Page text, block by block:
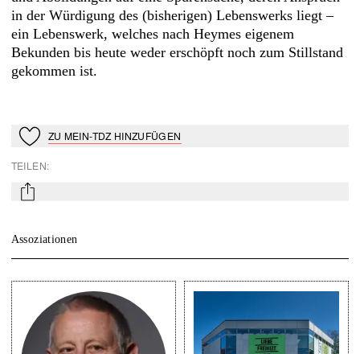
in der Würdigung des (bisherigen) Lebenswerks liegt –
ein Lebenswerk, welches nach Heymes eigenem
Bekunden bis heute weder erschöpft noch zum Stillstand
gekommen ist.
Zu Mein-TdZ hinzufügen
ZU MEIN-TDZ HINZUFÜGEN
TEILEN:
mail
Assoziationen